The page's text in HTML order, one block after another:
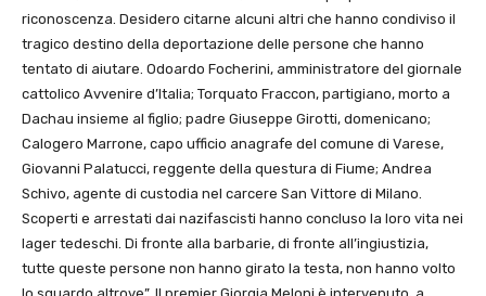
riconoscenza. Desidero citarne alcuni altri che hanno condiviso il
tragico destino della deportazione delle persone che hanno
tentato di aiutare. Odoardo Focherini, amministratore del giornale
cattolico Avvenire d’Italia; Torquato Fraccon, partigiano, morto a
Dachau insieme al figlio; padre Giuseppe Girotti, domenicano;
Calogero Marrone, capo ufficio anagrafe del comune di Varese,
Giovanni Palatucci, reggente della questura di Fiume; Andrea
Schivo, agente di custodia nel carcere San Vittore di Milano.
Scoperti e arrestati dai nazifascisti hanno concluso la loro vita nei
lager tedeschi. Di fronte alla barbarie, di fronte all’ingiustizia,
tutte queste persone non hanno girato la testa, non hanno volto